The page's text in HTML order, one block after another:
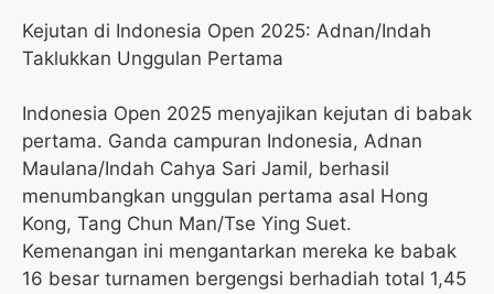
Kejutan di Indonesia Open 2025: Adnan/Indah
Taklukkan Unggulan Pertama
Indonesia Open 2025 menyajikan kejutan di babak
pertama. Ganda campuran Indonesia, Adnan
Maulana/Indah Cahya Sari Jamil, berhasil
menumbangkan unggulan pertama asal Hong
Kong, Tang Chun Man/Tse Ying Suet.
Kemenangan ini mengantarkan mereka ke babak
16 besar turnamen bergengsi berhadiah total 1,45